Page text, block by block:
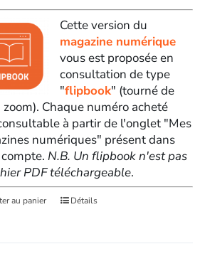
Cette version du
magazine numérique
vous est proposée en
consultation de type
"flipbook" (tourné de
zoom). Chaque numéro acheté
à partir de l'onglet "Mes
numériques" présent dans
N.B. Un flipbook n'est pas
PDF téléchargeable.
au panier Détails